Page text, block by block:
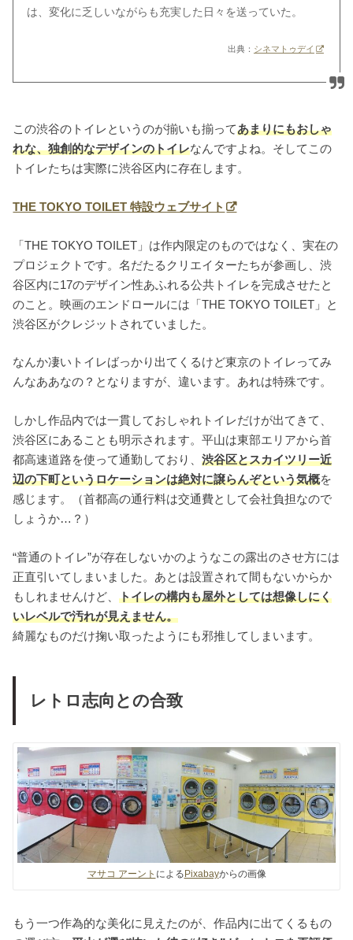
は、変化に乏しいながらも充実した日々を送っていた。
出典： シネマトゥデイ
この渋谷のトイレというのが揃いも揃ってあまりにもおしゃ
れな、独創的なデザインのトイレなんですよね。そしてこの
トイレたちは実際に渋谷区内に存在します。
THE TOKYO TOILET 特設ウェブサイト
「THE TOKYO TOILET」は作内限定のものではなく、実在の
プロジェクトです。名だたるクリエイターたちが参画し、渋
谷区内に17のデザイン性あふれる公共トイレを完成させたと
のこと。映画のエンドロールには「THE TOKYO TOILET」と
渋谷区がクレジットされていました。
なんか凄いトイレばっかり出てくるけど東京のトイレってみ
んなああなの？となりますが、違います。あれは特殊です。
しかし作品内では一貫しておしゃれトイレだけが出てきて、
渋谷区にあることも明示されます。平山は東部エリアから首
都高速道路を使って通勤しており、渋谷区とスカイツリー近
辺の下町というロケーションは絶対に譲らんぞという気概を
感じます。（首都高の通行料は交通費として会社負担なので
しょうか…？）
“普通のトイレ”が存在しないかのようなこの露出のさせ方には
正直引いてしまいました。あとは設置されて間もないからか
もしれませんけど、トイレの構内も屋外としては想像しにく
いレベルで汚れが見えません。
綺麗なものだけ掬い取ったようにも邪推してしまいます。
レトロ志向との合致
マサコ アーント による Pixabayからの画像
もう一つ作為的な美化に見えたのが、作品内に出てくるもの